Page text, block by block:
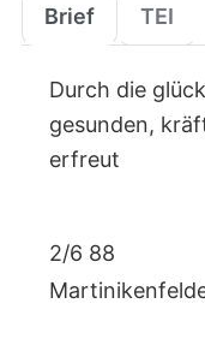
Brief TEI
Durch die
gesunden,
erfreut
2/6 88